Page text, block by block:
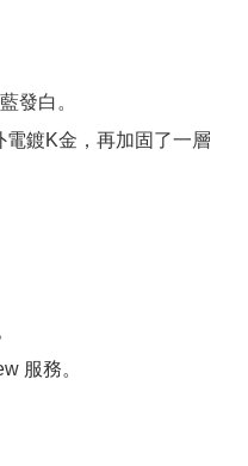
發白。
鍍K金，再加固了一層
服務。